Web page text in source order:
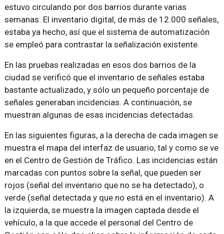
estuvo circulando por dos barrios durante varias
semanas. El inventario digital, de más de 12.000 señales,
estaba ya hecho, así que el sistema de automatización
se empleó para contrastar la señalización existente.
En las pruebas realizadas en esos dos barrios de la
ciudad se verificó que el inventario de señales estaba
bastante actualizado, y sólo un pequeño porcentaje de
señales generaban incidencias. A continuación, se
muestran algunas de esas incidencias detectadas.
En las siguientes figuras, a la derecha de cada imagen se
muestra el mapa del interfaz de usuario, tal y como se ve
en el Centro de Gestión de Tráfico. Las incidencias están
marcadas con puntos sobre la señal, que pueden ser
rojos (señal del inventario que no se ha detectado), o
verde (señal detectada y que no está en el inventario). A
la izquierda, se muestra la imagen captada desde el
vehículo, a la que accede el personal del Centro de